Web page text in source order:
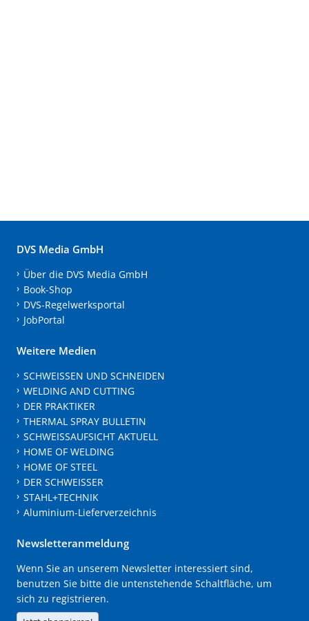
DVS Media GmbH
Über die DVS Media GmbH
Book-Shop
DVS-Regelwerksportal
JobPortal
Weitere Medien
SCHWEISSEN UND SCHNEIDEN
WELDING AND CUTTING
DER PRAKTIKER
THERMAL SPRAY BULLETIN
SCHWEISSAUFSICHT AKTUELL
HOME OF WELDING
HOME OF STEEL
DER SCHWEISSER
STAHL+TECHNIK
Aluminium-Lieferverzeichnis
Newsletteranmeldung
Wenn Sie an unserem Newsletter interessiert sind,
benutzen Sie bitte die untenstehende Schaltfläche, um
sich zu registrieren.